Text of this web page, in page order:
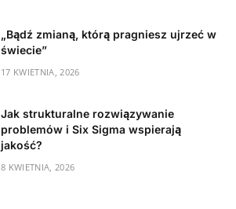
„Bądź zmianą, którą pragniesz ujrzeć w
świecie”
17 KWIETNIA, 2026
Jak strukturalne rozwiązywanie
problemów i Six Sigma wspierają
jakość?
8 KWIETNIA, 2026